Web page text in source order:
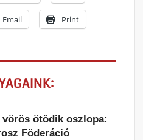
Email Print
vörös ötödik oszlopa:
Föderáció